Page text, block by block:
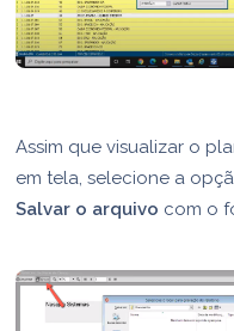
Assim que visualizar o
em tela, selecione a
Salvar o arquivo com o